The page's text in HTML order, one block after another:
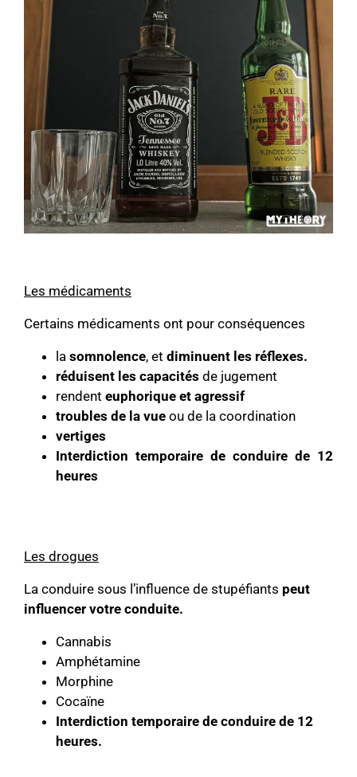
Les médicaments
Certains médicaments ont pour conséquences
la somnolence, et diminuent les réflexes.
réduisent les capacités de jugement
rendent euphorique et agressif
troubles de la vue ou de la coordination
vertiges
Interdiction temporaire de conduire de 12
heures
Les drogues
La conduire sous l’influence de stupéfiants peut
influencer votre conduite.
Cannabis
Amphétamine
Morphine
Cocaïne
Interdiction temporaire de conduire de 12
heures.